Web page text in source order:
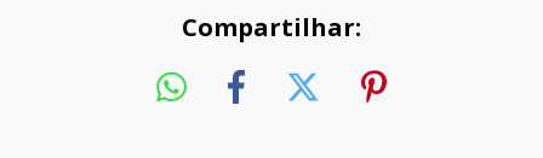
Compartilhar: